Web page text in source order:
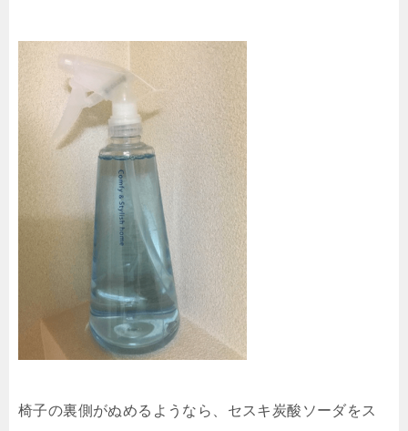
椅子の裏側がぬめるようなら、セスキ炭酸ソーダをス